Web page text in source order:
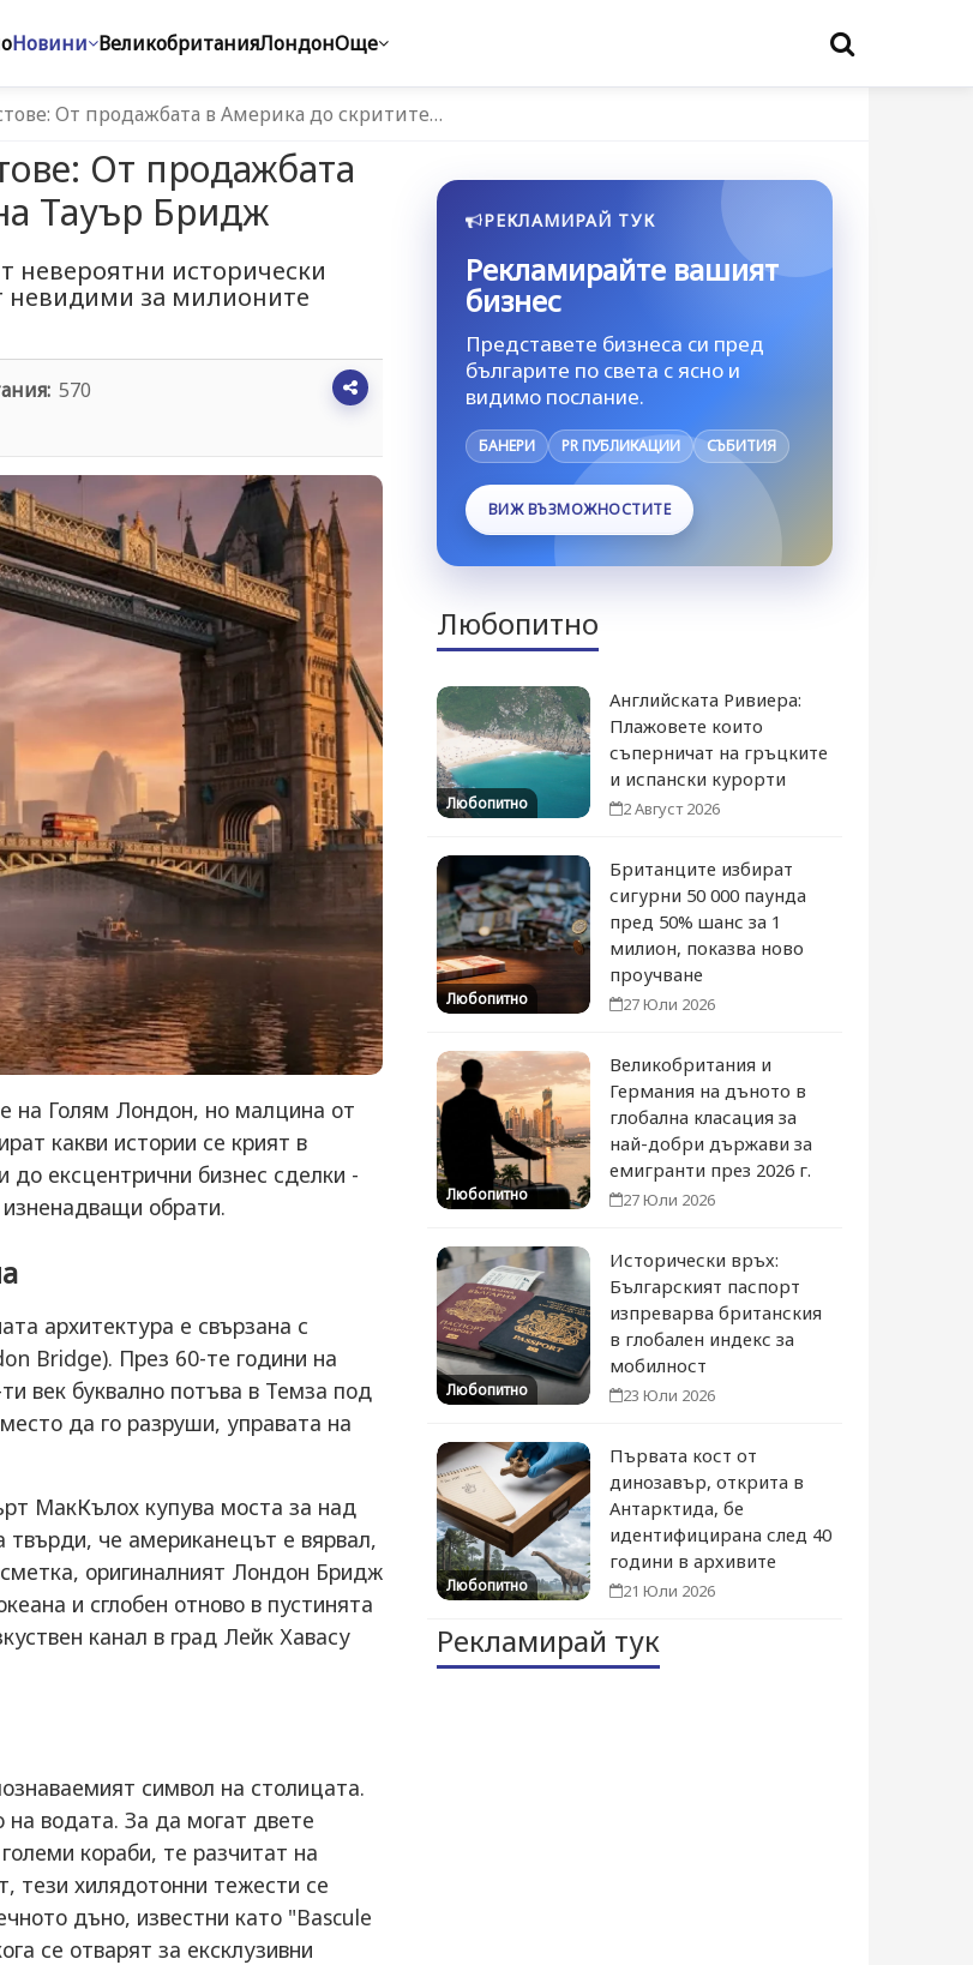
Новини ВеликобританияЛондонОще
От продажбата в Америка до скритите…
От продажбата
Тауър Бридж
невероятни исторически
невидими за милионите
570
на Голям Лондон, но малцина от
какви истории се крият в
до ексцентрични бизнес сделки -
обрати.
архитектура е свързана с
Bridge). През 60-те години на
век буквално потъва в Темза под
да го разруши, управата на
МакКълох купува моста за над
твърди, че американецът е вярвал,
оригиналният Лондон Бридж
и сглобен отново в пустинята
канал в град Лейк Хавасу
символ на столицата.
на водата. За да могат двете
кораби, те разчитат на
тези хилядотонни тежести се
дъно, известни като "Bascule
се отварят за ексклузивни
РЕКЛАМИРАЙ ТУК
Рекламирайте вашият
бизнес
Представете бизнеса си пред
българите по света с ясно и
видимо послание.
БАНЕРИ PR ПУБЛИКАЦИИ СЪБИТИЯ
ВИЖ ВЪЗМОЖНОСТИТЕ
Любопитно
Любопитно
Английската Ривиера:
Плажовете които
съперничат на гръцките
и испански курорти
2 Август 2026
Любопитно
Британците избират
сигурни 50 000 паунда
пред 50% шанс за 1
милион, показва ново
проучване
27 Юли 2026
Любопитно
Великобритания и
Германия на дъното в
глобална класация за
най-добри държави за
емигранти през 2026 г.
27 Юли 2026
Любопитно
Исторически връх:
Българският паспорт
изпреварва британския
в глобален индекс за
мобилност
23 Юли 2026
Любопитно
Първата кост от
динозавър, открита в
Антарктида, бе
идентифицирана след 40
години в архивите
21 Юли 2026
Рекламирай тук